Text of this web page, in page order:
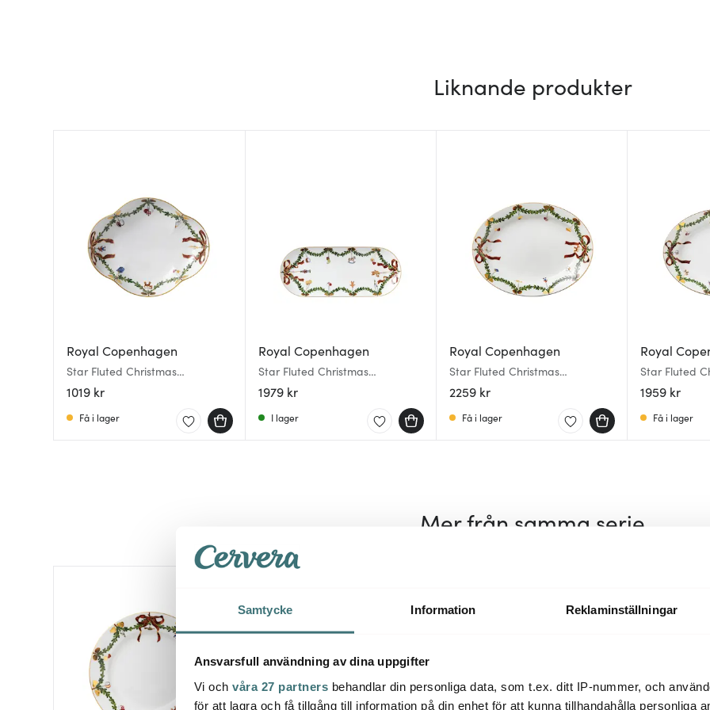
Samtycke Information Reklaminställningar
Ansvarsfull användning av dina uppgifter
Vi och våra 27 partners behandlar din personliga data, som t.ex. ditt IP-nummer, och
för att lagra och få tillgång till information på din enhet för att kunna tillhandahålla personliga
Liknande produkter
Royal Copenhagen
Star Fluted Christmas
Serveringsfat 22 cm
1019 kr
Få i lager
Royal Copenhagen
Star Fluted Christmas
Serveringsfat Ovalt 39 cm
1979 kr
I lager
Royal Copenhagen
Star Fluted Christmas
Serveringsfat Ovalt 37 cm
2259 kr
Få i lager
Royal
Star Fluted
34 cm Vit
1959 kr
Få i lager
Mer från samma serie